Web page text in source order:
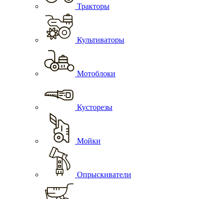
Тракторы
Культиваторы
Мотоблоки
Кусторезы
Мойки
Опрыскиватели